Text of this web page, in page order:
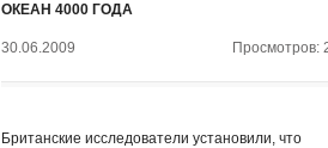
ОКЕАН 4000 ГОДА
30.06.2009 Просмотров:
Британские исследователи установили, что